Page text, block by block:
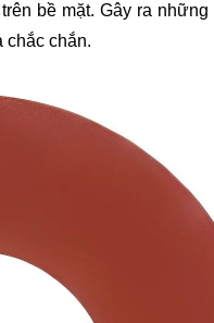
bề mặt. Gây ra
chắc chắn.